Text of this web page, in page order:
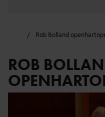
Rob Bolland
ROB